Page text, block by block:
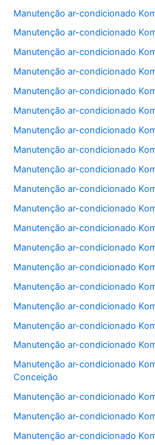
Manutenção ar-condicionado
Manutenção ar-condicionado
Manutenção ar-condicionado
Manutenção ar-condicionado
Manutenção ar-condicionado
Manutenção ar-condicionado
Manutenção ar-condicionado
Manutenção ar-condicionado
Manutenção ar-condicionado
Manutenção ar-condicionado
Manutenção ar-condicionado
Manutenção ar-condicionado
Manutenção ar-condicionado
Manutenção ar-condicionado
Manutenção ar-condicionado
Manutenção ar-condicionado
Manutenção ar-condicionado
Manutenção ar-condicionado
Manutenção ar-condicionado
Conceição
Manutenção ar-condicionado
Manutenção ar-condicionado
Manutenção ar-condicionado